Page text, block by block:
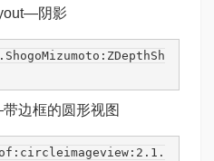
—阴影
边框的圆形视图